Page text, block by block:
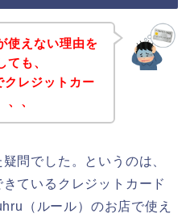
使えない理由を
も、
レジットカー
、、
問でした。というのは、
ているクレジットカード
（ルール）のお店で使え